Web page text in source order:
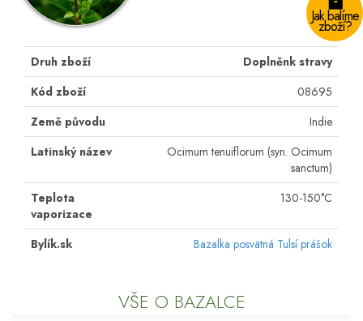
Jak balíme
zboží?
Druh zboží
Doplněnk stravy
Kód zboží
08695
Země původu
Indie
Latinský název
Ocimum tenuiflorum (syn. Ocimum
sanctum)
Teplota
vaporizace
130-150°C
Bylík.sk Bazalka posvätná Tulsí prášok
VŠE O BAZALCE